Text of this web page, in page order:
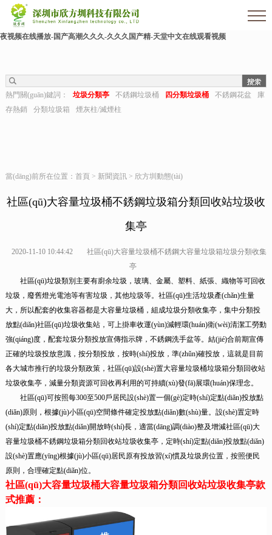
色婷婷影院-亚洲三级av-熟女毛片-亚洲日本一区二区三区-麻豆91在线-久久狠狠干-国
产成人激情-视频推荐-久久aaa-东北少妇不戴套对白第一次-深夜福利视频在线-成人午
夜视频在线播放-国产高潮久久久-久久久国产精-天堂中文在线观看视频
熱門關(guān)鍵詞： 垃圾分類亭 不銹鋼垃圾桶 四分類垃圾桶 不銹鋼花盆
庫
存熱銷
分類垃圾箱 煙灰柱/滅煙柱
當(dāng)前所在位置： 首頁> 新聞資訊> 欣方圳動態(tài)
社區(qū)大容量垃圾桶不銹鋼垃圾箱分類回收站垃圾收
集亭
2020-11-10 10:44:42
社區(qū)大容量垃圾桶不銹鋼大容量垃圾箱垃圾分類收集
亭
社區(qū)垃圾類別主要有廚余垃圾，玻璃、金屬、塑料、紙張、織物等可回收
垃圾，廢舊燈光電池等有害垃圾，其他垃圾等。社區(qū)生活垃圾產(chǎn)生量
大，所以配套的收集容器都是大容量垃圾桶，組成垃圾分類收集亭，集中分類投
放點(diǎn)社區(qū)垃圾收集站，可上掛車收運(yùn)減輕環(huán)衛(wèi)清潔工勞動
強(qiáng)度，配套垃圾分類投放宣傳指示牌，不銹鋼洗手盆等。結(jié)合前期宣傳
正確的垃圾投放意識，按分類投放，按時(shí)投放，準(zhǔn)確投放，這就是目前
各大城市推行的垃圾分類政策，社區(qū)設(shè)置大容量垃圾桶垃圾箱分類回收站
垃圾收集亭，減量分類資源可回收再利用的可持續(xù)發(fā)展環(huán)保理念。
社區(qū)可按照每300至500戶居民設(shè)置一個(gè)定時(shí)定點(diǎn)投放點
(diǎn)原則，根據(jù)小區(qū)空間條件確定投放點(diǎn)數(shù)量。設(shè)置定時
(shí)定點(diǎn)投放點(diǎn)開放時(shí)長，適當(dāng)調(diào)整及增減社區(qū)大
容量垃圾桶不銹鋼垃圾箱分類回收站垃圾收集亭，定時(shí)定點(diǎn)投放點(diǎn)
設(shè)置應(yīng)根據(jù)小區(qū)居民原有投放習(xí)慣及垃圾房位置，按照便民
原則，合理確定點(diǎn)位。
社區(qū)大容量垃圾桶大容量垃圾箱分類回收站垃圾收集亭款
式推薦：